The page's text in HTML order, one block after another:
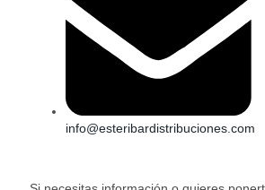
info@esteribardistribuciones.com